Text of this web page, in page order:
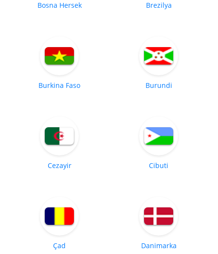
Bosna Hersek Brezilya
Burkina Faso Burundi
Cezayir Cibuti
Çad Danimarka